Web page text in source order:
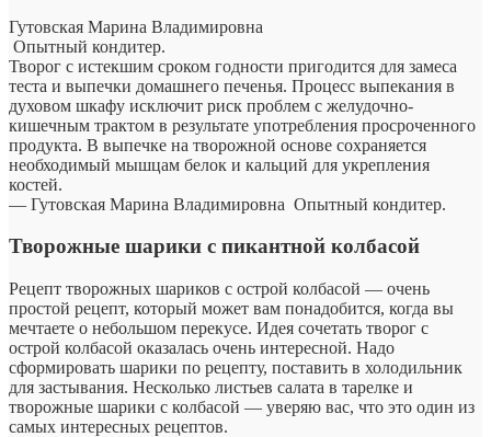
Гутовская Марина Владимировна
Опытный кондитер.
Творог с истекшим сроком годности пригодится для замеса
теста и выпечки домашнего печенья. Процесс выпекания в
духовом шкафу исключит риск проблем с желудочно-
кишечным трактом в результате употребления просроченного
продукта. В выпечке на творожной основе сохраняется
необходимый мышцам белок и кальций для укрепления
костей.
— Гутовская Марина Владимировна Опытный кондитер.
Творожные шарики с пикантной колбасой
Рецепт творожных шариков с острой колбасой — очень
простой рецепт, который может вам понадобится, когда вы
мечтаете о небольшом перекусе. Идея сочетать творог с
острой колбасой оказалась очень интересной. Надо
сформировать шарики по рецепту, поставить в холодильник
для застывания. Несколько листьев салата в тарелке и
творожные шарики с колбасой — уверяю вас, что это один из
самых интересных рецептов.